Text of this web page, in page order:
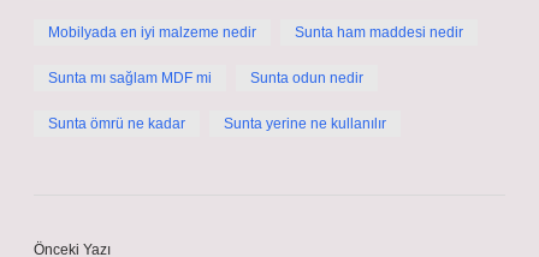
Mobilyada en iyi malzeme nedir Sunta ham maddesi nedir
Sunta mı sağlam MDF mi Sunta odun nedir
Sunta ömrü ne kadar Sunta yerine ne kullanılır
Önceki Yazı